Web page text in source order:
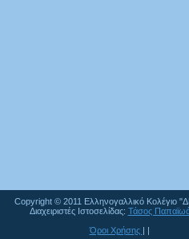
Copyright © 2011 Ελληνογαλλικό Κολέγιο
Διαχειριστές Ιστοσελίδας: Τάσος
Όροι Χρήσης | |